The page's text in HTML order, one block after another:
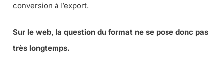
conversion à l’export.
Sur le web, la question du format ne se pose donc pas
très longtemps.